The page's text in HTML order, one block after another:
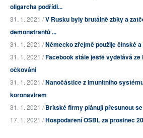
oligarcha podřídi...
31. 1. 2021 /V Rusku byly brutálně zbity a
demonstrantů ...
31. 1. 2021 /Německo zřejmě použije čínské
31. 1. 2021 /Facebook stále ještě vydělává
očkování
31. 1. 2021 /Nanočástice z imunitního
koronavirem
31. 1. 2021 /Britské firmy plánují přesunout
17. 1. 2021 /Hospodaření OSBL za prosinec